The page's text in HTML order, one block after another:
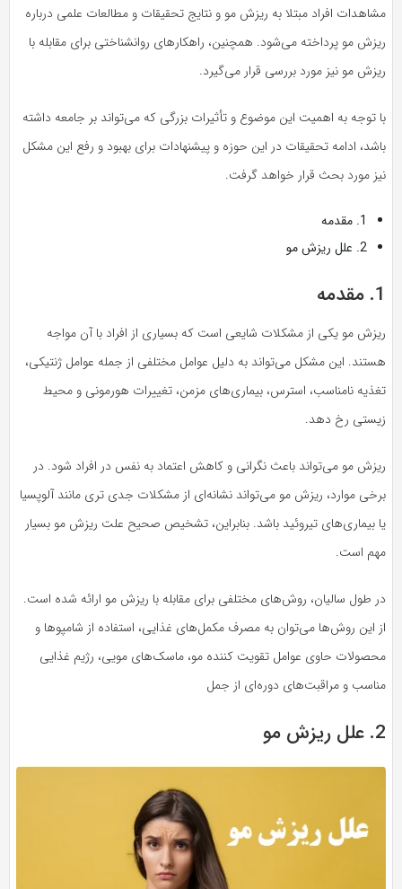
مشاهدات افراد مبتلا به ریزش مو و نتایج تحقیقات و مطالعات علمی درباره
ریزش مو پرداخته می‌شود. همچنین، راهکارهای روانشناختی برای مقابله با
ریزش مو نیز مورد بررسی قرار می‌گیرد.
با توجه به اهمیت این موضوع و تأثیرات بزرگی که می‌تواند بر جامعه داشته
باشد، ادامه تحقیقات در این حوزه و پیشنهادات برای بهبود و رفع این مشکل
نیز مورد بحث قرار خواهد گرفت.
1. مقدمه
2. علل ریزش مو
1. مقدمه
ریزش مو یکی از مشکلات شایعی است که بسیاری از افراد با آن مواجه
هستند. این مشکل می‌تواند به دلیل عوامل مختلفی از جمله عوامل ژنتیکی،
تغذیه نامناسب، استرس، بیماری‌های مزمن، تغییرات هورمونی و محیط
زیستی رخ دهد.
ریزش مو می‌تواند باعث نگرانی و کاهش اعتماد به نفس در افراد شود. در
برخی موارد، ریزش مو می‌تواند نشانه‌ای از مشکلات جدی تری مانند آلوپسیا
یا بیماری‌های تیروئید باشد. بنابراین، تشخیص صحیح علت ریزش مو بسیار
مهم است.
در طول سالیان، روش‌های مختلفی برای مقابله با ریزش مو ارائه شده است.
از این روش‌ها می‌توان به مصرف مکمل‌های غذایی، استفاده از شامپوها و
محصولات حاوی عوامل تقویت کننده مو، ماسک‌های مویی، رژیم غذایی
مناسب و مراقبت‌های دوره‌ای از جمل
2. علل ریزش مو